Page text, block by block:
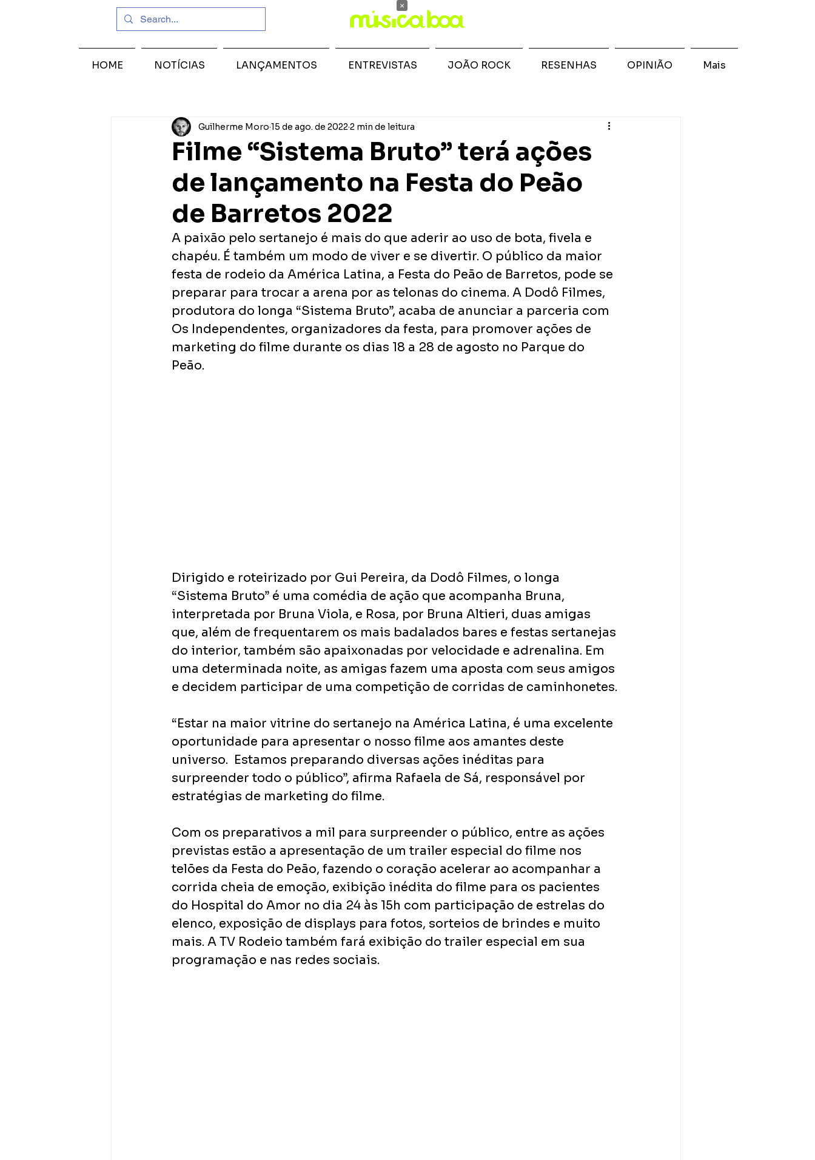
Filme “Sistema Bruto” terá ações
de lançamento na Festa do Peão
de Barretos 2022
Guilherme Moro 15 de ago. de 2022 2 min de leitura
A paixão pelo sertanejo é mais do que aderir ao uso de bota, fivela e
chapéu. É também um modo de viver e se divertir. O público da maior
festa de rodeio da América Latina, a Festa do Peão de Barretos, pode se
preparar para trocar a arena por as telonas do cinema. A Dodô Filmes,
produtora do longa “Sistema Bruto”, acaba de anunciar a parceria com
Os Independentes, organizadores da festa, para promover ações de
marketing do filme durante os dias 18 a 28 de agosto no Parque do
Peão.
Dirigido e roteirizado por Gui Pereira, da Dodô Filmes, o longa
“Sistema Bruto” é uma comédia de ação que acompanha Bruna,
interpretada por Bruna Viola, e Rosa, por Bruna Altieri, duas amigas
que, além de frequentarem os mais badalados bares e festas sertanejas
do interior, também são apaixonadas por velocidade e adrenalina. Em
uma determinada noite, as amigas fazem uma aposta com seus amigos
e decidem participar de uma competição de corridas de caminhonetes.
“Estar na maior vitrine do sertanejo na América Latina, é uma excelente
oportunidade para apresentar o nosso filme aos amantes deste
universo.  Estamos preparando diversas ações inéditas para
surpreender todo o público”, afirma Rafaela de Sá, responsável por
estratégias de marketing do filme.
Com os preparativos a mil para surpreender o público, entre as ações
previstas estão a apresentação de um trailer especial do filme nos
telões da Festa do Peão, fazendo o coração acelerar ao acompanhar a
corrida cheia de emoção, exibição inédita do filme para os pacientes
do Hospital do Amor no dia 24 às 15h com participação de estrelas do
elenco, exposição de displays para fotos, sorteios de brindes e muito
mais. A TV Rodeio também fará exibição do trailer especial em sua
programação e nas redes sociais.
HOME NOTÍCIAS LANÇAMENTOS ENTREVISTAS JOÃO ROCK RESENHAS OPINIÃO Mais
×